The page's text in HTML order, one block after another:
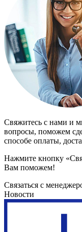
Свяжитесь с нами и
вопросы, поможем
способе оплаты,
Нажмите кнопку
Вам поможем!
Связаться с
Новости